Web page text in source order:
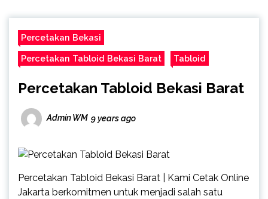
Percetakan Bekasi
Percetakan Tabloid Bekasi Barat Tabloid
Percetakan Tabloid Bekasi Barat
Admin WM 9 years ago
Percetakan Tabloid Bekasi Barat | Kami Cetak Online
Jakarta berkomitmen untuk menjadi salah satu